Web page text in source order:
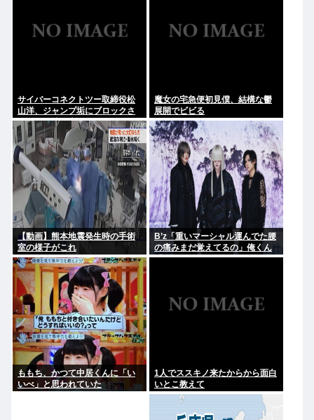
サイバーコネクトツー取締役松
山洋、ジャンプ垢にブロックさ
れてお気持ち表明。何かあった
らまず晒す！これが令和のレス
バや！
魔女の宅急便初見僕、結構な鬱
展開でビビる
【動画】熊本地震発生時の手術
室の様子がこれ
B’z「重いマーシャル運んでた腰
の痛みまだ覚えてるの」俺くん
「マーシャルって何？ 」
ももち、かつて中居くんに「い
いべ」と思われていた
1人でススキノ来たからから面白
いとこ教えて